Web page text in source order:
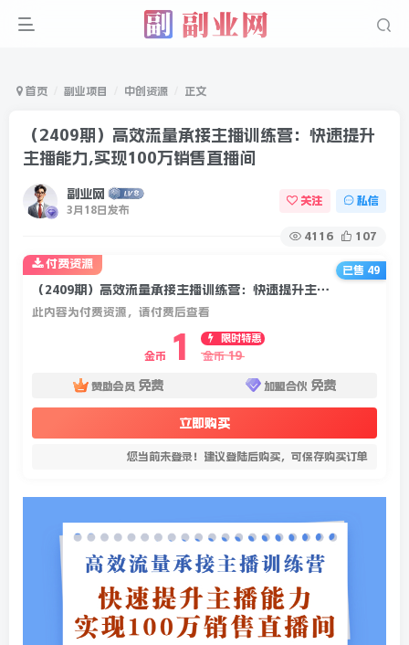
首页 副业项目 中创资源 正文
（2409期）高效流量承接主播训练营：快速提升
主播能力,实现100万销售直播间
副业网
3月18日发布
关注 私信
4116 107
（2409期）高效流量承接主播训练营：快速提升主播能力,实现100万销售直播间
此内容为付费资源，请付费后查看
金币 1
限时特惠
金币 19
赞助会员 免费 加盟合伙 免费
立即购买
您当前未登录！建议登陆后购买，可保存购买订单
付费资源
已售 49